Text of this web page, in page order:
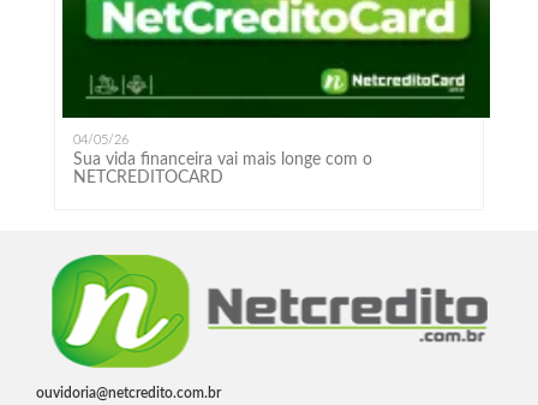
04/05/26
Sua vida financeira vai mais longe com o
NETCREDITOCARD
ouvidoria@netcredito.com.br